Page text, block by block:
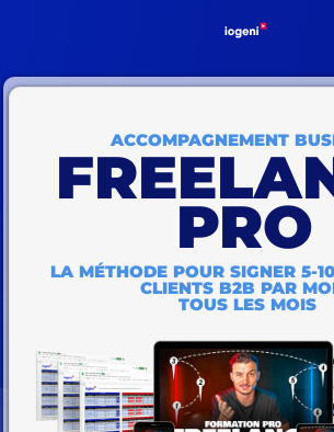
ACCOMPAGNEMENT
PRO
LA MÉTHODE POUR SIGNER 5-
CLIENTS B2B PAR
TOUS LES MOIS